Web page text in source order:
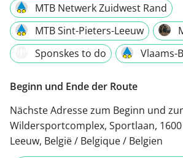
MTB Netwerk Zuidwest Rand
MTB Sint-Pieters-Leeuw
Sponskes to do
Vlaams-
Beginn und Ende der Route
Nächste Adresse zum Beginn und
Wildersportcomplex, Sportlaan,
Leeuw, België / Belgique / Belgien